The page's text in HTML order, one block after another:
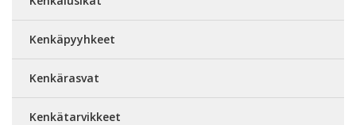
Kenkäpyyhkeet
Kenkärasvat
Kenkätarvikkeet